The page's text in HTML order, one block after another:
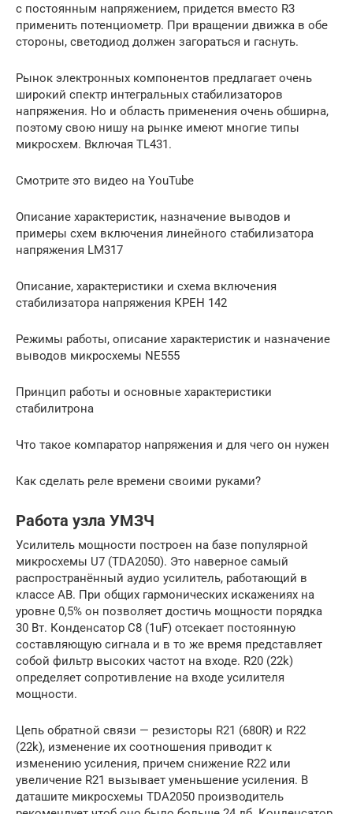
с постоянным напряжением, придется вместо R3
применить потенциометр. При вращении движка в обе
стороны, светодиод должен загораться и гаснуть.
Рынок электронных компонентов предлагает очень
широкий спектр интегральных стабилизаторов
напряжения. Но и область применения очень обширна,
поэтому свою нишу на рынке имеют многие типы
микросхем. Включая TL431.
Смотрите это видео на YouTube
Описание характеристик, назначение выводов и
примеры схем включения линейного стабилизатора
напряжения LM317
Описание, характеристики и схема включения
стабилизатора напряжения КРЕН 142
Режимы работы, описание характеристик и назначение
выводов микросхемы NE555
Принцип работы и основные характеристики
стабилитрона
Что такое компаратор напряжения и для чего он нужен
Как сделать реле времени своими руками?
Работа узла УМЗЧ
Усилитель мощности построен на базе популярной
микросхемы U7 (TDA2050). Это наверное самый
распространённый аудио усилитель, работающий в
классе AB. При общих гармонических искажениях на
уровне 0,5% он позволяет достичь мощности порядка
30 Вт. Конденсатор C8 (1uF) отсекает постоянную
составляющую сигнала и в то же время представляет
собой фильтр высоких частот на входе. R20 (22k)
определяет сопротивление на входе усилителя
мощности.
Цепь обратной связи — резисторы R21 (680R) и R22
(22k), изменение их соотношения приводит к
изменению усиления, причем снижение R22 или
увеличение R21 вызывает уменьшение усиления. В
даташите микросхемы TDA2050 производитель